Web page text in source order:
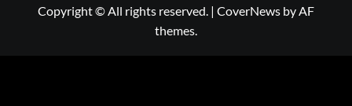
Copyright © All rights reserved. | CoverNews by AF
themes.